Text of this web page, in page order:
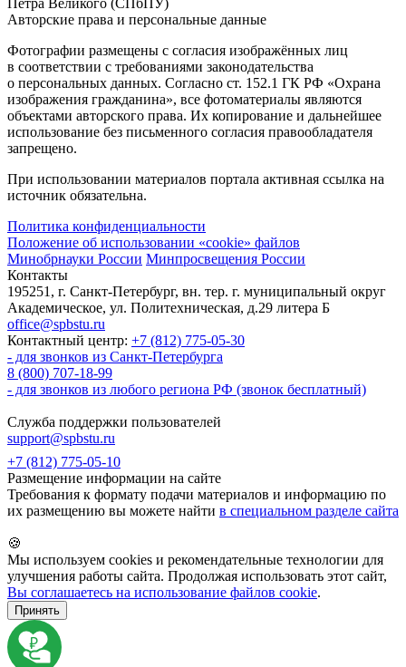
Петра Великого (СПбПУ)
Авторские права и персональные данные
Фотографии размещены с согласия изображённых лиц
в соответствии с требованиями законодательства
о персональных данных. Согласно ст. 152.1 ГК РФ «Охрана
изображения гражданина», все фотоматериалы являются
объектами авторского права. Их копирование и дальнейшее
использование без письменного согласия правообладателя
запрещено.
При использовании материалов портала активная ссылка на
источник обязательна.
Политика конфиденциальности
Положение об использовании «cookie» файлов
Минобрнауки России Минпросвещения России
Контакты
195251, г. Санкт-Петербург, вн. тер. г. муниципальный округ
Академическое, ул. Политехническая, д.29 литера Б
office@spbstu.ru
Контактный центр: +7 (812) 775-05-30
- для звонков из Санкт-Петербурга
8 (800) 707-18-99
- для звонков из любого региона РФ (звонок бесплатный)
Служба поддержки пользователей
support@spbstu.ru
+7 (812) 775-05-10
Размещение информации на сайте
Требования к формату подачи материалов и информацию по
их размещению вы можете найти в специальном разделе сайта
🍪
Мы используем cookies и рекомендательные технологии для
улучшения работы сайта. Продолжая использовать этот сайт,
Вы соглашаетесь на использование файлов cookie.
Принять